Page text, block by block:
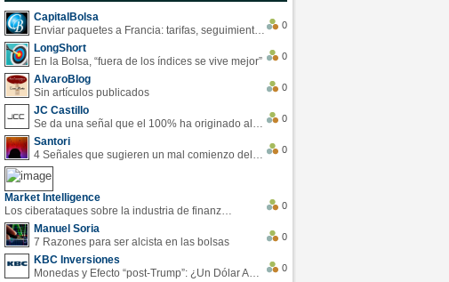
CapitalBolsa
Enviar paquetes a Francia: tarifas, seguimiento y ventajas destacadas
0
LongShort
En la Bolsa, “fuera de los índices se vive mejor”
0
AlvaroBlog
Sin artículos publicados
0
JC Castillo
Se da una señal que el 100% ha originado alzas en las bolsas
0
Santori
4 Señales que sugieren un mal comienzo del 3T de la economía EEUU
0
Market Intelligence
Los ciberataques sobre la industria de finanzas se han duplicado este año
0
Manuel Soria
7 Razones para ser alcista en las bolsas
0
KBC Inversiones
Monedas y Efecto “post-Trump”: ¿Un Dólar Americano operando en rangos?
0